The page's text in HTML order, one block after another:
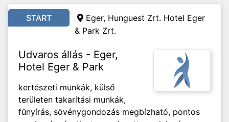
START
Eger, Hunguest Zrt. Hotel Eger
& Park Zrt.
Udvaros állás - Eger,
Hotel Eger & Park
kertészeti munkák, külső
területen takarítási munkák,
fűnyírás, sövénygondozás megbízható, pontos